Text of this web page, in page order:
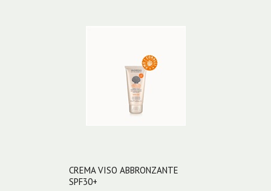
CREMA VISO ABBRONZANTE
SPF30+